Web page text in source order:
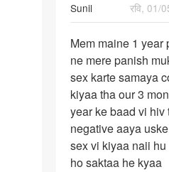
Sunil
रवि, 01/
Mem
maine
1
year
paile
sex…
Mem maine 1 year
ne mere panish
sex karte samaya
kiyaa tha our 3
year ke baad vi hiv
negative aaya
sex vi kiyaa naii
ho saktaa he kyaa